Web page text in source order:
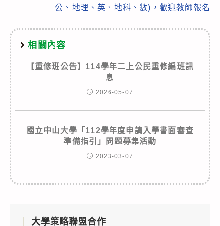
公、地理、英、地科、數)，歡迎教師報名
相關內容
【重修班公告】114學年二上公民重修編班訊
息
2026-05-07
國立中山大學「112學年度申請入學書面審查
準備指引」問題募集活動
2023-03-07
大學策略聯盟合作